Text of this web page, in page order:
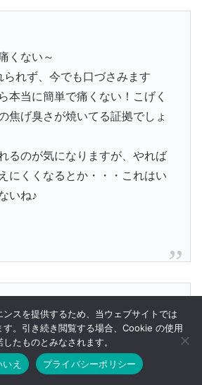
くない～
られず、今でも口づさみます
本当に簡単で痛くない！こげく
焦げ臭さが焼いてる証拠でしょ
るのが気になりますが、やれば
にくくなるとか・・・これはい
いね♪
て、痛かったのですが
す（笑）
け下さい！
検索 トップ
ンスを提供するため、当ウェブサイトでは
。引き続き閲覧する場合、Cookie の使用
したものとみなされます。
いえ プライバシーポリシー